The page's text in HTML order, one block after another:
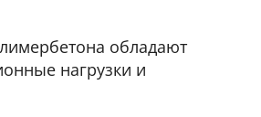
обладают
нагрузки и